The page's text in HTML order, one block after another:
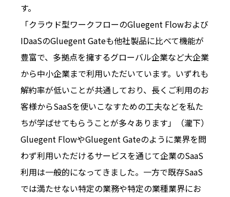
す。
「クラウド型ワークフローのGluegent Flowおよび
IDaaSのGluegent Gateも他社製品に比べて機能が
豊富で、多拠点を擁するグローバル企業など大企業
から中小企業まで利用いただいています。いずれも
解約率が低いことが共通しており、長くご利用のお
客様からSaaSを使いこなすための工夫などを私た
ちが学ばせてもらうことが多々あります」（瀧下）
Gluegent FlowやGluegent Gateのように業界を問
わず利用いただけるサービスを通じて企業のSaaS
利用は一般的になってきました。一方で既存SaaS
では満たせない特定の業務や特定の業種業界にお